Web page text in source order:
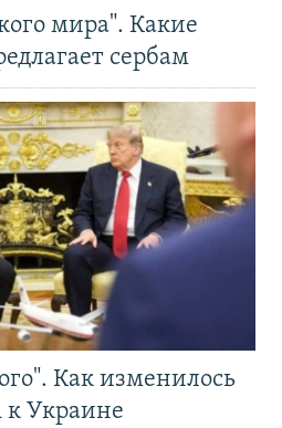
мира". Какие
сербам
Как изменилось
Украине